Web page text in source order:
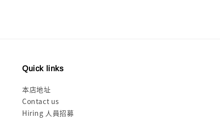
Quick links
本店地址
Contact us
Hiring 人員招募